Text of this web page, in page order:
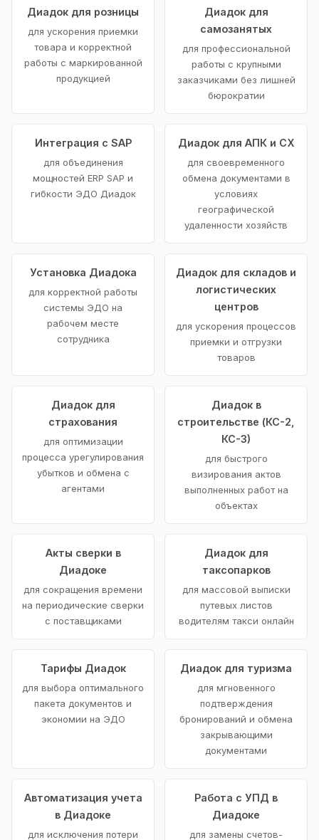
Диадок для розницы
для ускорения приемки
товара и корректной
работы с маркированной
продукцией
Диадок для
самозанятых
для профессиональной
работы с крупными
заказчиками без лишней
бюрократии
Интеграция с SAP
для объединения
мощностей ERP SAP и
гибкости ЭДО Диадок
Диадок для АПК и СХ
для своевременного
обмена документами в
условиях
географической
удаленности хозяйств
Установка Диадока
для корректной работы
системы ЭДО на
рабочем месте
сотрудника
Диадок для складов и
логистических
центров
для ускорения процессов
приемки и отгрузки
товаров
Диадок для
страхования
для оптимизации
процесса урегулирования
убытков и обмена с
агентами
Диадок в
строительстве (КС-2,
КС-3)
для быстрого
визирования актов
выполненных работ на
объектах
Акты сверки в
Диадоке
для сокращения времени
на периодические сверки
с поставщиками
Диадок для
таксопарков
для массовой выписки
путевых листов
водителям такси онлайн
Тарифы Диадок
для выбора оптимального
пакета документов и
экономии на ЭДО
Диадок для туризма
для мгновенного
подтверждения
бронирований и обмена
закрывающими
документами
Автоматизация учета
в Диадоке
для исключения потери
Работа с УПД в
Диадоке
для замены счетов-